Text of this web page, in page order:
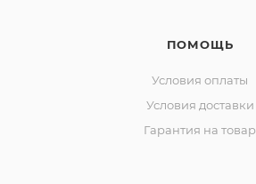
ПОМОЩЬ
Условия оплаты
Условия доставки
Гарантия на товар